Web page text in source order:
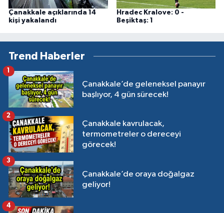
Çanakkale açıklarında 14
kişi yakalandı
Hradec Kralove: 0 -
Beşiktaş: 1
Trend Haberler
Çanakkale’de geleneksel panayır
başlıyor, 4 gün sürecek!
Çanakkale kavrulacak,
termometreler o dereceyi
görecek!
2
Çanakkale’de oraya doğalgaz
geliyor!
3
4